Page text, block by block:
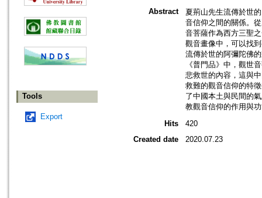
Tools
Export
Abstract
夏荊山先生流傳於世
音信仰之間的關係。
音菩薩作為西方三聖
觀音畫像中，可以找
流傳於世的阿彌陀佛
《普門品》中，觀世
悲救世的內容，這與
救難的觀音信仰的特
了中國本土與民間的
教觀音信仰的作用與
Hits
420
Created date
2020.07.23